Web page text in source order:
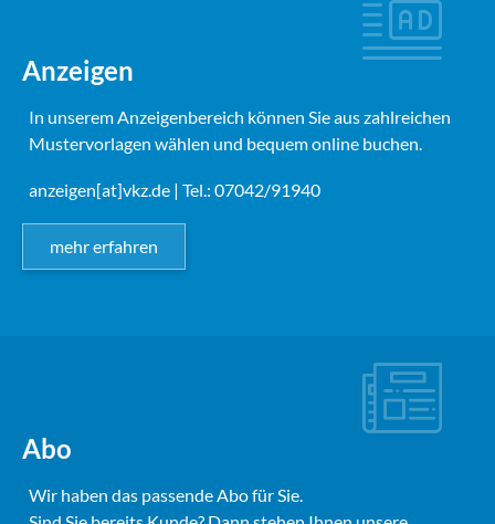
Anzeigen
In unserem Anzeigenbereich können Sie aus zahlreichen
Mustervorlagen wählen und bequem online buchen.
anzeigen[at]vkz.de | Tel.: 07042/91940
mehr erfahren
Abo
Wir haben das passende Abo für Sie.